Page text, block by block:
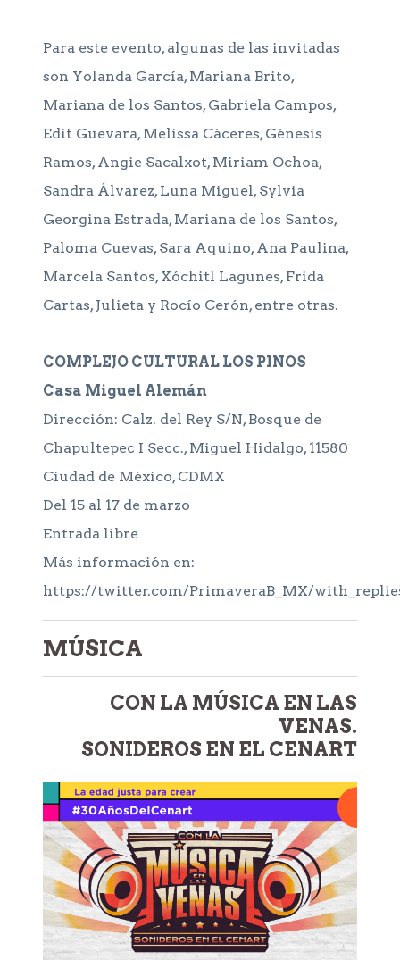
Para este evento, algunas de las invitadas
son Yolanda García, Mariana Brito,
Mariana de los Santos, Gabriela Campos,
Edit Guevara, Melissa Cáceres, Génesis
Ramos, Angie Sacalxot, Miriam Ochoa,
Sandra Álvarez, Luna Miguel, Sylvia
Georgina Estrada, Mariana de los Santos,
Paloma Cuevas, Sara Aquino, Ana Paulina,
Marcela Santos, Xóchitl Lagunes, Frida
Cartas, Julieta y Rocío Cerón, entre otras.
COMPLEJO CULTURAL LOS PINOS
Casa Miguel Alemán
Dirección: Calz. del Rey S/N, Bosque de
Chapultepec I Secc., Miguel Hidalgo, 11580
Ciudad de México, CDMX
Del 15 al 17 de marzo
Entrada libre
Más información en:
https://twitter.com/PrimaveraB_MX/
MÚSICA
CON LA MÚSICA EN LAS
VENAS.
SONIDEROS EN EL CENART